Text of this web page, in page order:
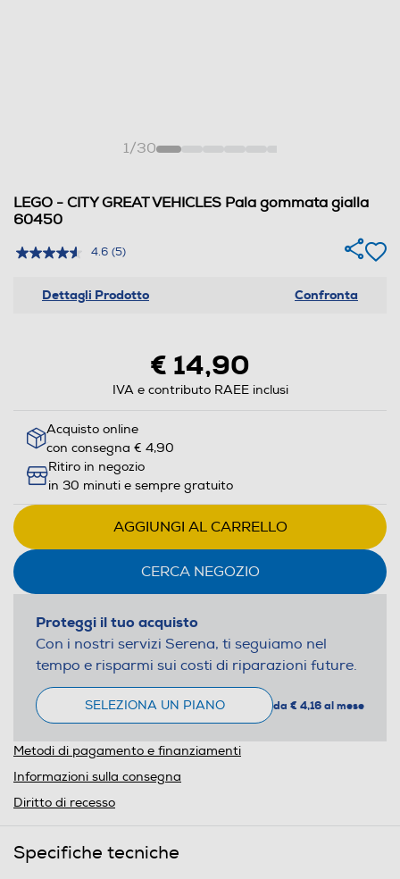
1/30
LEGO - CITY GREAT VEHICLES Pala gommata gialla
60450
4.6 (5)
Dettagli Prodotto Confronta
€ 14,90
IVA e contributo RAEE inclusi
Acquisto online
con consegna € 4,90
Ritiro in negozio
in 30 minuti e sempre gratuito
AGGIUNGI AL CARRELLO
CERCA NEGOZIO
Proteggi il tuo acquisto
Con i nostri servizi Serena, ti seguiamo nel
tempo e risparmi sui costi di riparazioni future.
SELEZIONA UN PIANO da € 4,16 al mese
Metodi di pagamento e finanziamenti
Informazioni sulla consegna
Diritto di recesso
Specifiche tecniche